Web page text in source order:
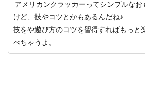
アメリカンクラッカーってシンプルなお
けど、技やコツとかもあるんだね♪
技をや遊び方のコツを習得すればもっと
べちゃうよ。